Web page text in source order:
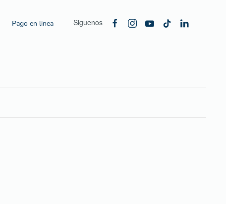
Pago en linea Siguenos